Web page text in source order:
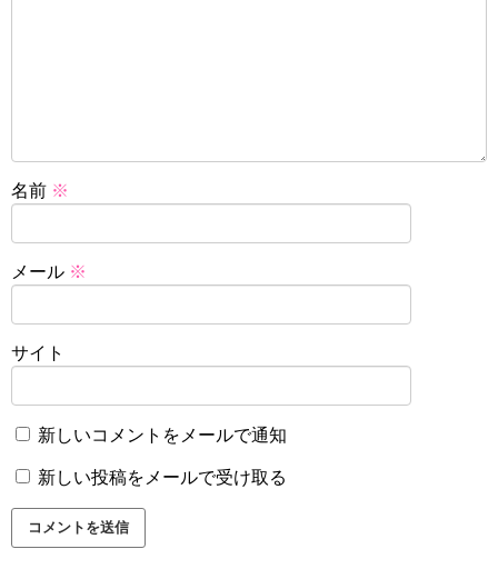
名前 ※
メール ※
サイト
新しいコメントをメールで通知
新しい投稿をメールで受け取る